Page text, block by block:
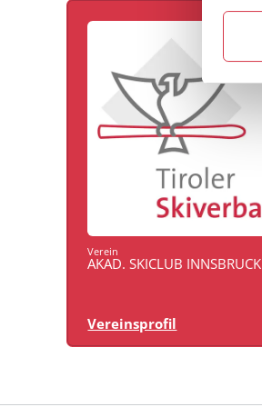
Verein
AKAD. SKICLUB INNSBRUCK
Vereinsprofil